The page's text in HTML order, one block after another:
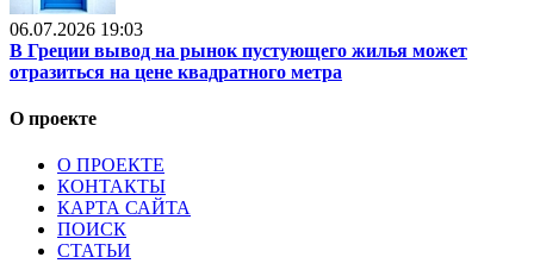
06.07.2026 19:03
В Греции вывод на рынок пустующего жилья может
отразиться на цене квадратного метра
О проекте
О ПРОЕКТЕ
КОНТАКТЫ
КАРТА САЙТА
ПОИСК
СТАТЬИ